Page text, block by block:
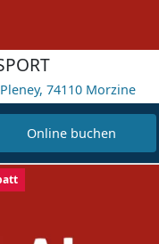
74110 Morzine
Online buchen